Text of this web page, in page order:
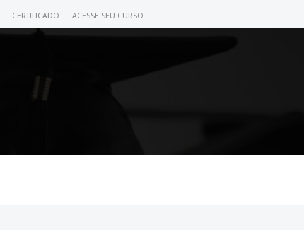
CERTIFICADO ACESSE SEU CURSO